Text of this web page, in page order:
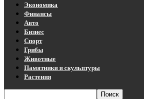
Экономика
Финансы
Авто
Бизнес
Спорт
Грибы
Животные
Памятники и скульптуры
Растения